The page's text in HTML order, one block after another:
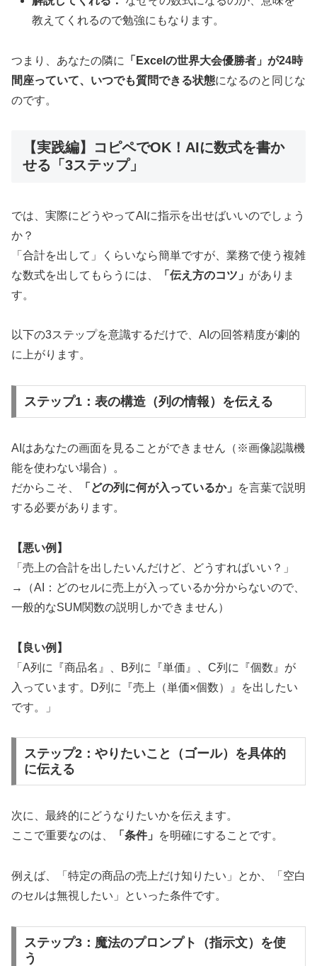
教えてくれるので勉強にもなります。
つまり、あなたの隣に
「Excelの世界大会優勝者」が24時
間座っていて、いつでも質問できる状態になるのと同じな
のです。
【実践編】コピペでOK！AIに数式を書か
せる「3ステップ」
では、実際にどうやってAIに指示を出せばいいのでしょう
か？
「合計を出して」くらいなら簡単ですが、業務で使う複雑
な数式を出してもらうには、
「伝え方のコツ」 がありま
す。
以下の3ステップを意識するだけで、AIの回答精度が劇的
に上がります。
ステップ1：表の構造（列の情報）を伝える
AIはあなたの画面を見ることができません（※画像認識機
能を使わない場合）。
だからこそ、
「どの列に何が入っているか」
を言葉で説明
する必要があります。
【悪い例】
「売上の合計を出したいんだけど、どうすればいい？」
→（AI：どのセルに売上が入っているか分からないので、
一般的なSUM関数の説明しかできません）
【良い例】
「A列に『商品名』、B列に『単価』、C列に『個数』が
入っています。D列に『売上（単価×個数）』を出したい
です。」
ステップ2：やりたいこと（ゴール）を具体的
に伝える
次に、最終的にどうなりたいかを伝えます。
ここで重要なのは、
「条件」 を明確にすることです。
例えば、「特定の商品の売上だけ知りたい」とか、「空白
のセルは無視したい」といった条件です。
ステップ3：魔法のプロンプト（指示文）を使
う